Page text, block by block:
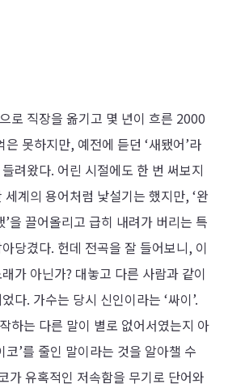
로 직장을 옮기고 몇 년이 흐른 2000
못하지만, 예전에 듣던 ‘새됐어’라
려왔다. 어린 시절에도 한 번 써보지
계의 용어처럼 낯설기는 했지만, ‘완
’을 끌어올리고 급히 내려가 버리는 특
당겼다. 헌데 전곡을 잘 들어보니, 이
가 아닌가? 대놓고 다른 사람과 같이
다. 가수는 당시 신인이라는 ‘싸이’.
하는 다른 말이 별로 없어서였는지 아
코’를 줄인 말이라는 것을 알아챌 수
가 유혹적인 저속함을 무기로 단어와